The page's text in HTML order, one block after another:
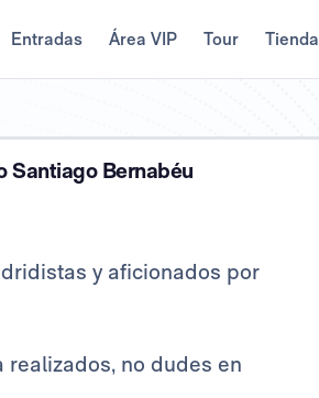
Entradas Área VIP Tour Tienda
Santiago Bernabéu
y aficionados por
no dudes en